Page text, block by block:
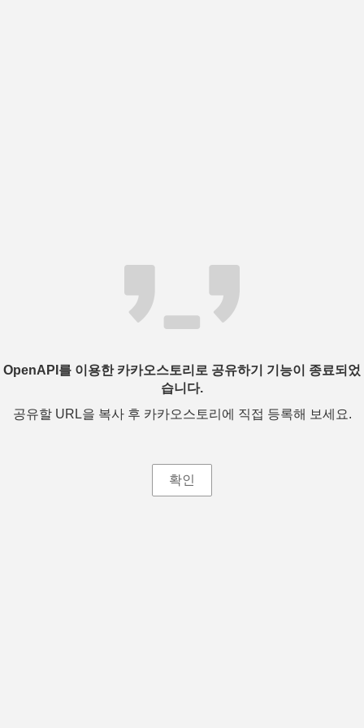
OpenAPI를 이용한 카카오스토리로 공유하기 기능이 종료되었
습니다.
공유할 URL을 복사 후 카카오스토리에 직접 등록해 보세요.
확인